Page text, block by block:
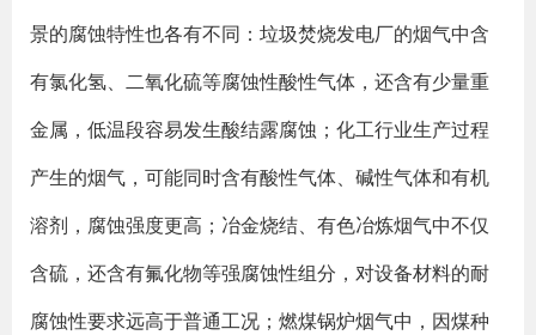
景的腐蚀特性也各有不同：垃圾焚烧发电厂的烟气中含
有氯化氢、二氧化硫等腐蚀性酸性气体，还含有少量重
金属，低温段容易发生酸结露腐蚀；化工行业生产过程
产生的烟气，可能同时含有酸性气体、碱性气体和有机
溶剂，腐蚀强度更高；冶金烧结、有色冶炼烟气中不仅
含硫，还含有氟化物等强腐蚀性组分，对设备材料的耐
腐蚀性要求远高于普通工况；燃煤锅炉烟气中，因煤种